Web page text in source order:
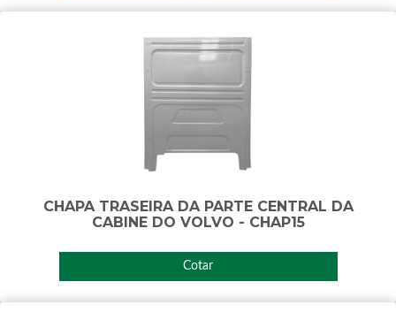
CHAPA TRASEIRA DA PARTE CENTRAL DA
CABINE DO VOLVO - CHAP15
Cotar